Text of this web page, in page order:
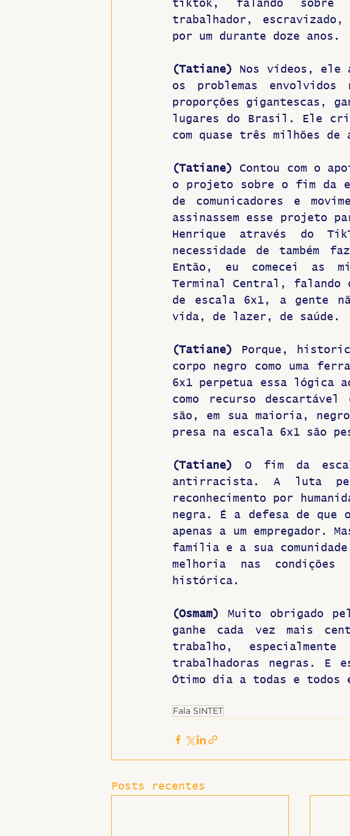
tiktok, falando sobre
trabalhador,
por um durante doze anos.
(Tatiane) Nos vídeos, ele
os problemas
proporções gigantescas,
lugares do Brasil. Ele
com quase três milhões
(Tatiane)
Contou com o
o projeto sobre o fim da
de comunicadores e
assinassem esse projeto
Henrique através do
necessidade de também
Então, eu comecei as
Terminal Central, falando
de escala 6x1, a gente
vida, de lazer, de saúde.
(Tatiane)
Porque,
corpo negro como uma
6x1 perpetua essa lógica
como recurso descartável
são, em sua maioria,
presa na escala 6x1 são
(Tatiane) O fim da
antirracista. A luta
reconhecimento por
negra. É a defesa de que
apenas a um empregador.
família e a sua
melhoria nas
histórica.
(Osmam)
Muito obrigado
ganhe cada vez mais
trabalho,
trabalhadoras negras. E
Ótimo dia a todas e todos
Fala SINTET
Posts recentes